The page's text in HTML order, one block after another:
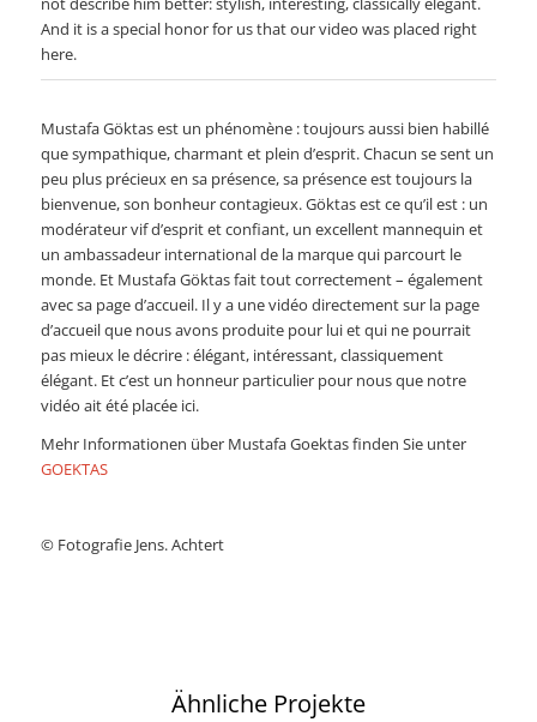
And it is a special honor for us that our video was placed right
here.
Mustafa Göktas est un phénomène : toujours aussi bien habillé
que sympathique, charmant et plein d’esprit. Chacun se sent un
peu plus précieux en sa présence, sa présence est toujours la
bienvenue, son bonheur contagieux. Göktas est ce qu’il est : un
modérateur vif d’esprit et confiant, un excellent mannequin et
un ambassadeur international de la marque qui parcourt le
monde. Et Mustafa Göktas fait tout correctement – également
avec sa page d’accueil. Il y a une vidéo directement sur la page
d’accueil que nous avons produite pour lui et qui ne pourrait
pas mieux le décrire : élégant, intéressant, classiquement
élégant. Et c’est un honneur particulier pour nous que notre
vidéo ait été placée ici.
Mehr Informationen über Mustafa Goektas finden Sie unter
GOEKTAS
© Fotografie Jens. Achtert
Ähnliche Projekte